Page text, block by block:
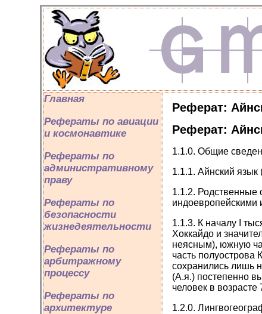
Главная
Рефераты по авиации
и космонавтике
Рефераты по
административному
праву
Рефераты по
безопасности
жизнедеятельности
Рефераты по
арбитражному
процессу
Рефераты по
архитектуре
Реферат:
Реферат:
1.1.0. Общие
1.1.1. Айнский язык
1.1.2. Родственные
индоевропейскими
1.1.3. К началу I
Хоккайдо и
неясным), южную
часть
сохранились лишь
(А.я.) постепенно
человек в
1.2.0.